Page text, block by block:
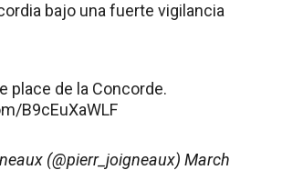
bajo una fuerte vigilancia
place de la Concorde.
B9cEuXaWLF
(@pierr_joigneaux) March